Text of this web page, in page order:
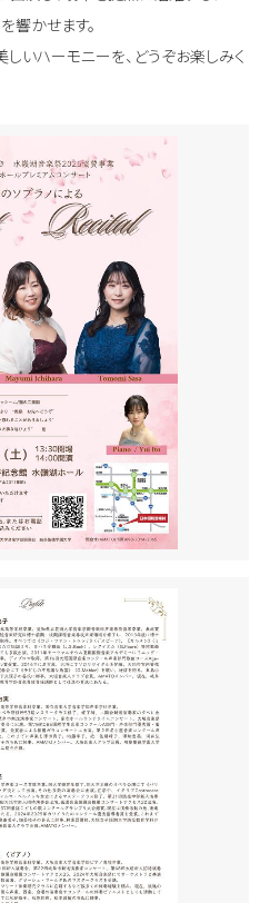
響かせます。
いハーモニーを、どうぞお楽しみく